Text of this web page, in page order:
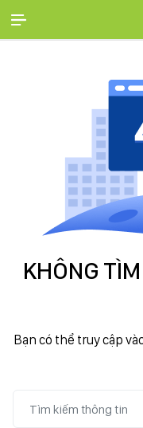
KHÔNG
Bạn có thể truy cập